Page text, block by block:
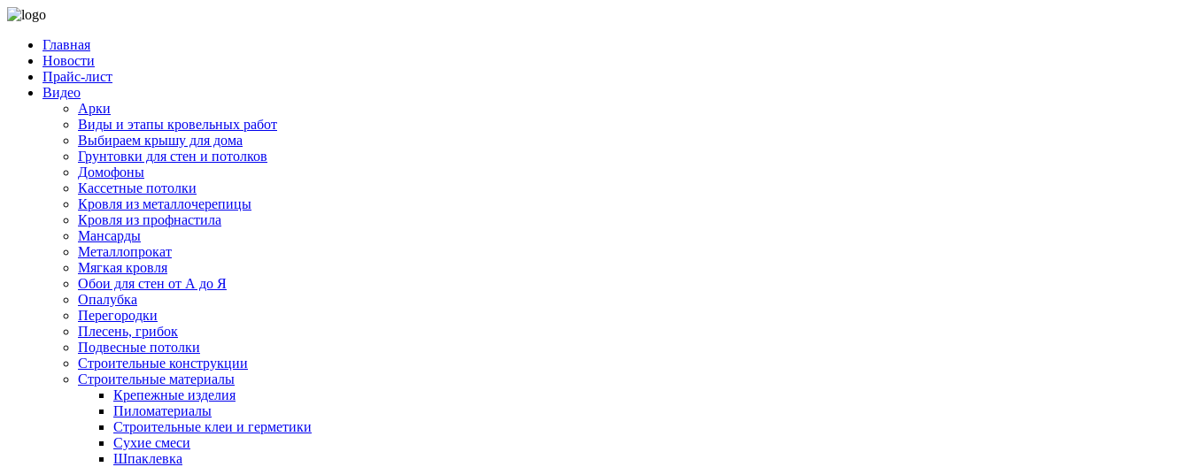
Главная
Новости
Прайс-лист
Видео
Арки
Виды и этапы кровельных работ
Выбираем крышу для дома
Грунтовки для стен и потолков
Домофоны
Кассетные потолки
Кровля из металлочерепицы
Кровля из профнастила
Мансарды
Металлопрокат
Мягкая кровля
Обои для стен от А до Я
Опалубка
Перегородки
Плесень, грибок
Подвесные потолки
Строительные конструкции
Строительные материалы
Крепежные изделия
Пиломатериалы
Строительные клеи и герметики
Сухие смеси
Шпаклевка